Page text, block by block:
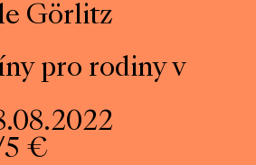
Görlitz
pro rodiny v
5 €